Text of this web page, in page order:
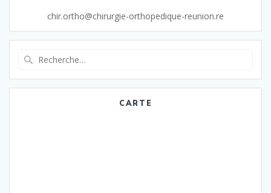
chir.ortho@chirurgie-orthopedique-reunion.re
:
CARTE